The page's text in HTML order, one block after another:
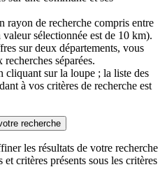
rayon de recherche compris entre
sélectionnée est de 10 km).
sur deux départements, vous
séparées.
cliquant sur la loupe ; la liste des
à vos critères de recherche est
recherche
les résultats de votre recherche
critères présents sous les critères